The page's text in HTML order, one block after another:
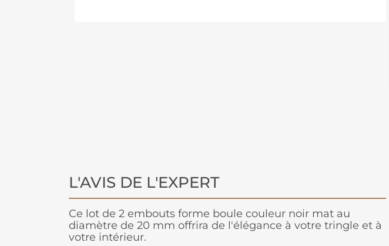
L'AVIS DE L'EXPERT
Ce lot de 2 embouts forme boule couleur noir mat au
diamètre de 20 mm offrira de l'élégance à votre tringle et à
votre intérieur.